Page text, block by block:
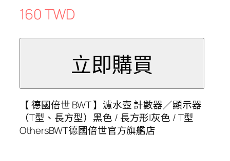
160 TWD
【 德國倍世 BWT 】濾水壺 計數器／顯示器
（T型、長方型）黑色 / 長方形|灰色 / T型
OthersBWT德國倍世官方旗艦店